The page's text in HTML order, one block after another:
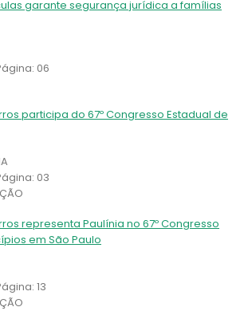
garante segurança jurídica a famílias
06
participa do 67º Congresso Estadual de
03
representa Paulínia no 67º Congresso
em São Paulo
13